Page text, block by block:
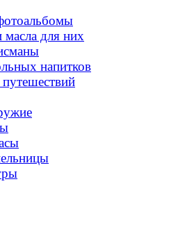
для них
напитков